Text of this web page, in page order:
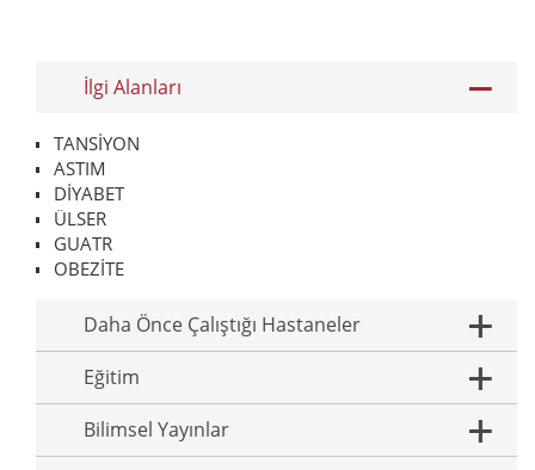
İlgi Alanları
TANSİYON
ASTIM
DİYABET
ÜLSER
GUATR
OBEZİTE
Daha Önce Çalıştığı Hastaneler
Eğitim
Bilimsel Yayınlar